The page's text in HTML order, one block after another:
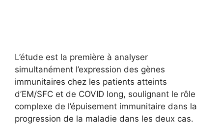
L’étude est la première à analyser
simultanément l’expression des gènes
immunitaires chez les patients atteints
d’EM/SFC et de COVID long, soulignant le rôle
complexe de l’épuisement immunitaire dans la
progression de la maladie dans les deux cas.